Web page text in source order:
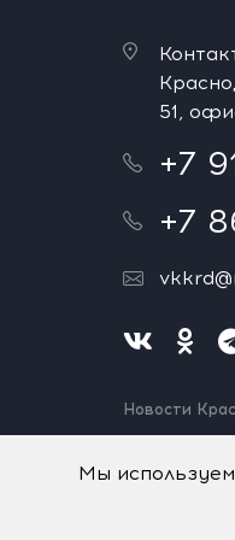
51,
+7
+7
Новости
Нашли
Мы